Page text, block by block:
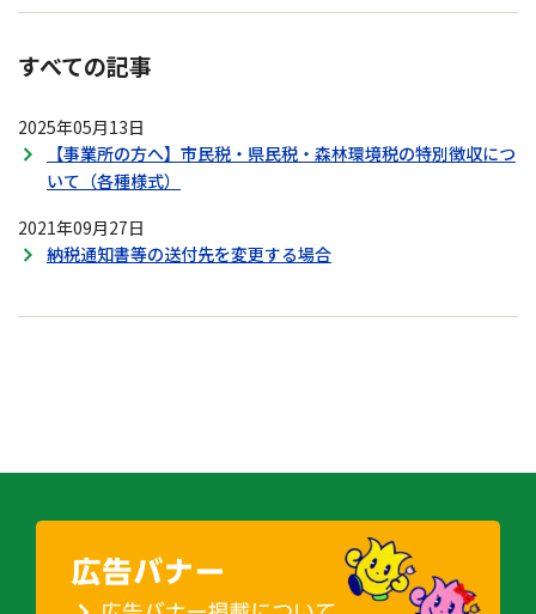
すべての記事
2025年05月13日
【事業所の方へ】市民税・県民税・森林環境税の特別徴収につ
いて（各種様式）
2021年09月27日
納税通知書等の送付先を変更する場合